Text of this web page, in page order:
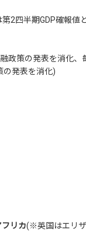
2四半期GDP確報値
政策の発表を消化、
の発表を消化)
リカ(※英国はエリ